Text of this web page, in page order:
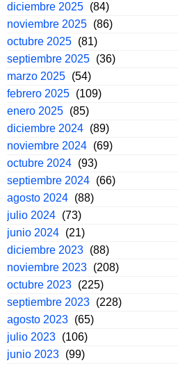
diciembre 2025 (84)
noviembre 2025 (86)
octubre 2025 (81)
septiembre 2025 (36)
marzo 2025 (54)
febrero 2025 (109)
enero 2025 (85)
diciembre 2024 (89)
noviembre 2024 (69)
octubre 2024 (93)
septiembre 2024 (66)
agosto 2024 (88)
julio 2024 (73)
junio 2024 (21)
diciembre 2023 (88)
noviembre 2023 (208)
octubre 2023 (225)
septiembre 2023 (228)
agosto 2023 (65)
julio 2023 (106)
junio 2023 (99)